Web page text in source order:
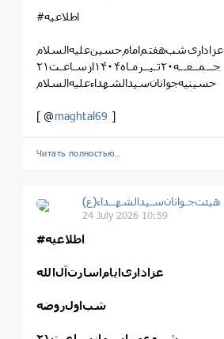
#اطلاعیه
عزاداری‌شب‌هفتم‌امام‌حسین‌علیه‌السلام
جــمــعــه‌۲۰تـیــرمـاه۱۴۰۴‌ازسـاعـت۲۱
حسینیه‌جوانان‌سیدالشهداءعلیه‌السلام
[ @maghtal69 ]
Читать полностью…
هیئت‌جـوانان‌سـیدالشهــداء(ع)
24 July 2026 10:59
#اطلاعیه
عزاداری‌ایام‌اسارت‌آل‌الله
شب‌اول‌روضه‌